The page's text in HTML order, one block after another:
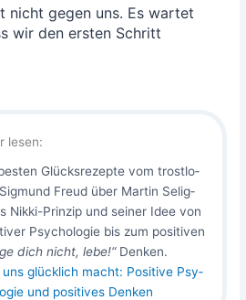
nicht gegen uns. Es war­tet
wir den ers­ten Schritt
lesen:
Glücks­re­zep­te vom trost­lo­
Freud über Mar­tin Selig­
Nik­ki-Prin­zip und sei­ner Idee von
Psy­cho­lo­gie bis zum posi­ti­ven
dich nicht, lebe!“Den­ken.
uns glück­lich macht: Posi­ti­ve Psy­
und posi­ti­ves Denken